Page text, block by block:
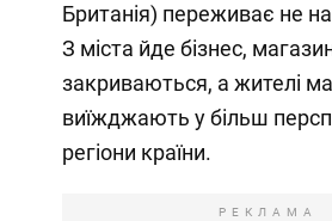
Британія) переживає не
З міста йде бізнес,
закриваються, а жителі
виїжджають у більш
регіони країни.
РЕКЛАМА